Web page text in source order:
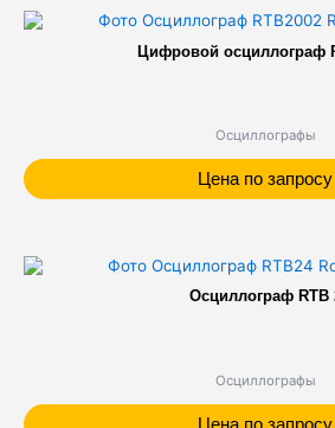
Цена по запросу
Осциллографы
Цифровой осциллограф
Осциллографы
Осциллограф RTB